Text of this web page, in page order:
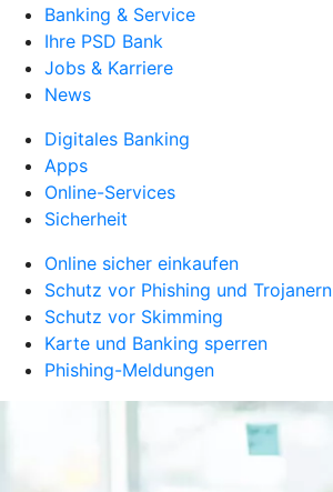
Banking & Service
Ihre PSD Bank
Jobs & Karriere
News
Digitales Banking
Apps
Online-Services
Sicherheit
Online sicher einkaufen
Schutz vor Phishing und Trojanern
Schutz vor Skimming
Karte und Banking sperren
Phishing-Meldungen